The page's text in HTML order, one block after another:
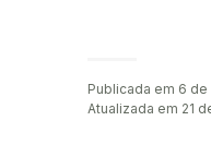
Publicada em 6 de
Atualizada em 21